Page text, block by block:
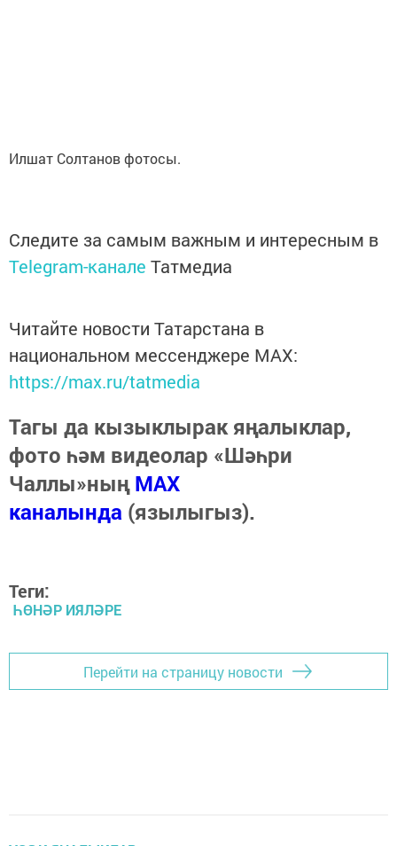
Илшат Солтанов фотосы.
Следите за самым важным и интересным в
Telegram-канале Татмедиа
Читайте новости Татарстана в
национальном мессенджере MАХ:
https://max.ru/tatmedia
Тагы да кызыклырак яңалыклар,
фото һәм видеолар «Шәһри
Чаллы»ныңMAX
каналында (язылыгыз).
Теги:
ҺӨНӘР ИЯЛӘРЕ
Перейти на страницу новости